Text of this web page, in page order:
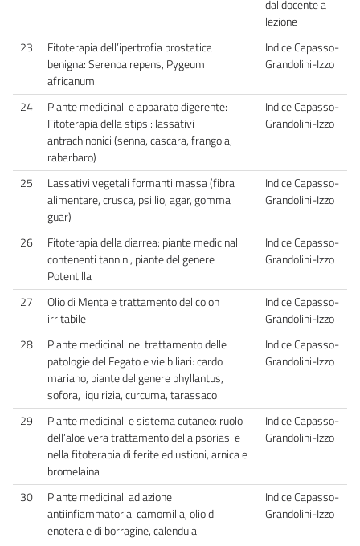
dal docente a
lezione
23
Fitoterapia dell’ipertrofia prostatica
benigna: Serenoa repens, Pygeum
africanum.
Indice Capasso-
Grandolini-Izzo
24
Piante medicinali e apparato digerente:
Fitoterapia della stipsi: lassativi
antrachinonici (senna, cascara, frangola,
rabarbaro)
Indice Capasso-
Grandolini-Izzo
25
Lassativi vegetali formanti massa (fibra
alimentare, crusca, psillio, agar, gomma
guar)
Indice Capasso-
Grandolini-Izzo
26
Fitoterapia della diarrea: piante medicinali
contenenti tannini, piante del genere
Potentilla
Indice Capasso-
Grandolini-Izzo
27
Olio di Menta e trattamento del colon
irritabile
Indice Capasso-
Grandolini-Izzo
28
Piante medicinali nel trattamento delle
patologie del Fegato e vie biliari: cardo
mariano, piante del genere phyllantus,
sofora, liquirizia, curcuma, tarassaco
Indice Capasso-
Grandolini-Izzo
29
Piante medicinali e sistema cutaneo: ruolo
dell’aloe vera trattamento della psoriasi e
nella fitoterapia di ferite ed ustioni, arnica e
bromelaina
Indice Capasso-
Grandolini-Izzo
30
Piante medicinali ad azione
antiinfiammatoria: camomilla, olio di
enotera e di borragine, calendula
Indice Capasso-
Grandolini-Izzo